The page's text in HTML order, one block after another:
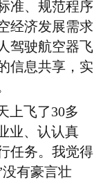
准、规范程序
经济发展需求
驾驶航空器飞
信息共享，实
上飞了30多
业、认认真
任务。我觉得
有豪言壮